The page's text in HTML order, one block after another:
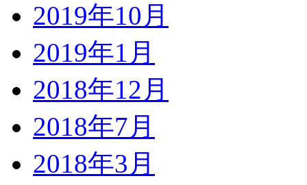
2019年10月
2019年1月
2018年12月
2018年7月
2018年3月